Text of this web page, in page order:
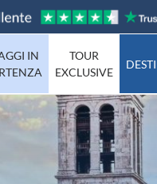
IN
TOUR
EXCLUSIVE